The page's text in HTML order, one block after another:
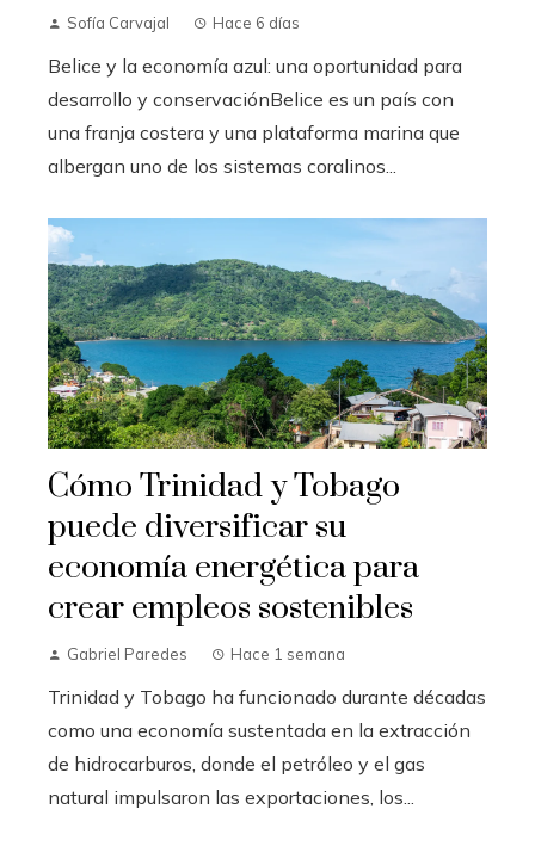
Sofía Carvajal Hace 6 días
Belice y la economía azul: una oportunidad para
desarrollo y conservaciónBelice es un país con
una franja costera y una plataforma marina que
albergan uno de los sistemas coralinos...
Cómo Trinidad y Tobago
puede diversificar su
economía energética para
crear empleos sostenibles
Gabriel Paredes Hace 1 semana
Trinidad y Tobago ha funcionado durante décadas
como una economía sustentada en la extracción
de hidrocarburos, donde el petróleo y el gas
natural impulsaron las exportaciones, los...